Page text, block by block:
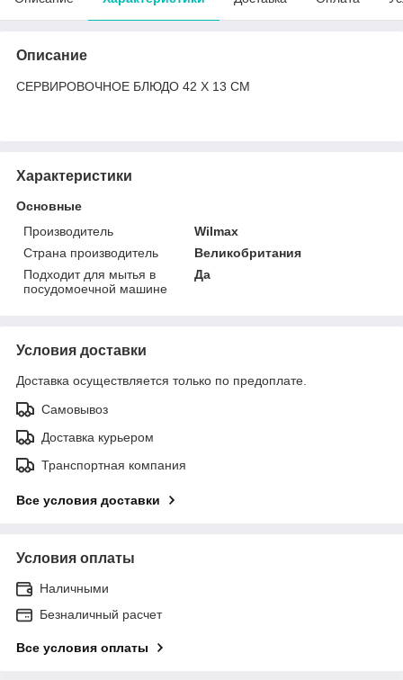
Описание
СЕРВИРОВОЧНОЕ БЛЮДО 42 X 13 CM
Характеристики
Основные
Производитель
Wilmax
Страна производитель
Великобритания
Подходит для мытья в
посудомоечной машине
Да
Условия доставки
Доставка осуществляется только по предоплате.
Самовывоз
Доставка курьером
Транспортная компания
Все условия доставки
Условия оплаты
Наличными
Безналичный расчет
Все условия оплаты